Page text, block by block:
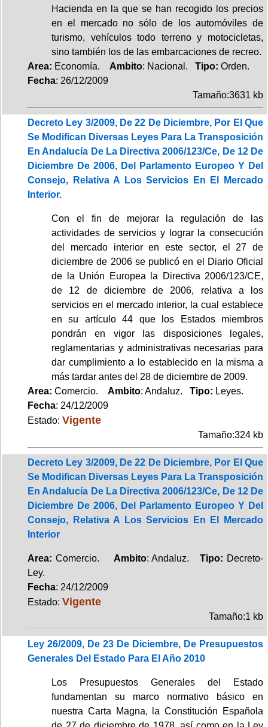
Hacienda en la que se han recogido los precios
en el mercado no sólo de los automóviles de
turismo, vehículos todo terreno y motocicletas,
sino también los de las embarcaciones de recreo.
Area: Economía. Ambito: Nacional. Tipo: Orden.
Fecha: 26/12/2009
Tamaño:3631 kb
Decreto Ley 3/2009, De 22 De Diciembre, Por El Que
Se Modifican Diversas Leyes Para La Transposición
En Andalucía De La Directiva 2006/123/Ce, De 12 De
Diciembre De 2006, Del Parlamento Europeo Y Del
Consejo, Relativa A Los Servicios En El Mercado
Interior.
Con el fin de mejorar la regulación de las
actividades de servicios y lograr la consecución
del mercado interior en este sector, el 27 de
diciembre de 2006 se publicó en el Diario Oficial
de la Unión Europea la Directiva 2006/123/CE,
de 12 de diciembre de 2006, relativa a los
servicios en el mercado interior, la cual establece
en su artículo 44 que los Estados miembros
pondrán en vigor las disposiciones legales,
reglamentarias y administrativas necesarias para
dar cumplimiento a lo establecido en la misma a
más tardar antes del 28 de diciembre de 2009.
Area: Comercio. Ambito: Andaluz. Tipo: Leyes.
Fecha: 24/12/2009
Estado: Vigente
Tamaño:324 kb
Decreto Ley 3/2009, De 22 De Diciembre, Por El Que
Se Modifican Diversas Leyes Para La Transposición
En Andalucía De La Directiva 2006/123/Ce, De 12 De
Diciembre De 2006, Del Parlamento Europeo Y Del
Consejo, Relativa A Los Servicios En El Mercado
Interior
Area: Comercio. Ambito: Andaluz.Tipo: Decreto-
Ley.
Fecha: 24/12/2009
Estado: Vigente
Tamaño:1 kb
Ley 26/2009, De 23 De Diciembre, De Presupuestos
Generales Del Estado Para El Año 2010
Los Presupuestos Generales del Estado
fundamentan su marco normativo básico en
nuestra Carta Magna, la Constitución Española